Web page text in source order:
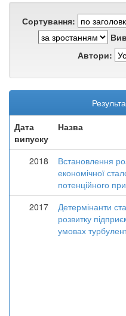
Сортування:
Автори:
Дата
випуску
Назва
2018
Встановлення
економічної
потенційного
2017
Детермінанти
розвитку
умовах